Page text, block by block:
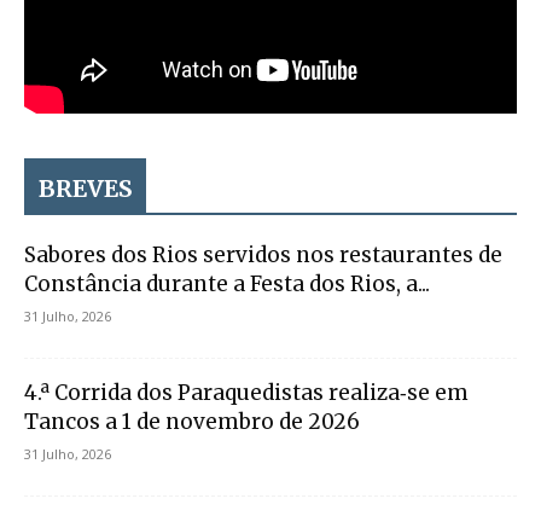
BREVES
Sabores dos Rios servidos nos restaurantes de
Constância durante a Festa dos Rios, a...
31 Julho, 2026
4.ª Corrida dos Paraquedistas realiza‑se em
Tancos a 1 de novembro de 2026
31 Julho, 2026